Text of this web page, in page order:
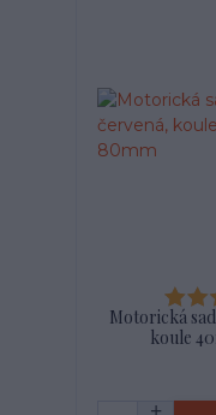
Motorická
koule